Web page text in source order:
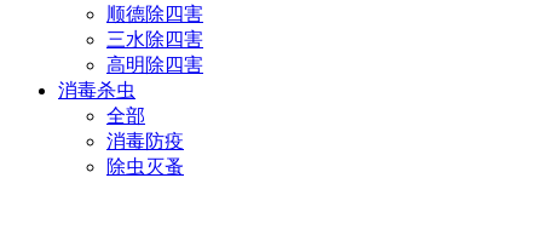
顺德除四害
三水除四害
高明除四害
消毒杀虫
全部
消毒防疫
除虫灭蚤